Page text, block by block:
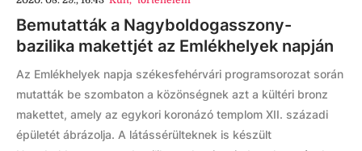
Bemutatták a Nagyboldogasszony-
bazilika makettjét az Emlékhelyek napján
Az Emlékhelyek napja székesfehérvári programsorozat során
mutatták be szombaton a közönségnek azt a kültéri bronz
makettet, amely az egykori koronázó templom XII. századi
épületét ábrázolja. A látássérülteknek is készült